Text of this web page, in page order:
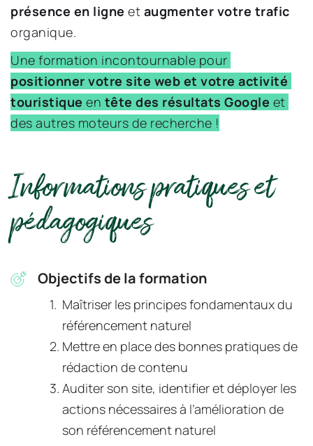
présence en ligne et augmenter votre trafic
organique.
Une formation incontournable pour
positionner votre site web et votre activité
touristique en tête des résultats Google et
des autres moteurs de recherche !
Informations pratiques et
pédagogiques
Objectifs de la formation
Maîtriser les principes fondamentaux du
référencement naturel
Mettre en place des bonnes pratiques de
rédaction de contenu
Auditer son site, identifier et déployer les
actions nécessaires à l’amélioration de
son référencement naturel